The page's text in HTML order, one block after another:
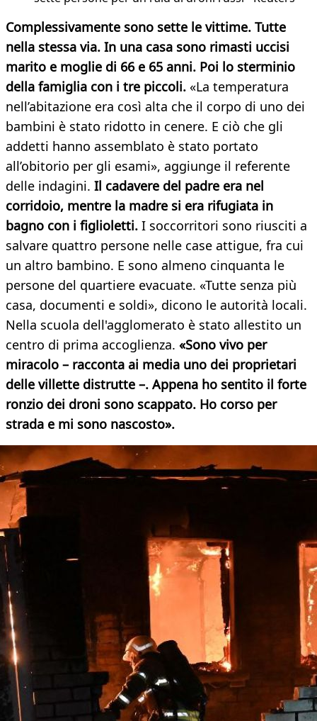
Complessivamente sono sette le vittime. Tutte
nella stessa via. In una casa sono rimasti uccisi
marito e moglie di 66 e 65 anni. Poi lo sterminio
della famiglia con i tre piccoli. «La temperatura
nell’abitazione era così alta che il corpo di uno dei
bambini è stato ridotto in cenere. E ciò che gli
addetti hanno assemblato è stato portato
all’obitorio per gli esami», aggiunge il referente
delle indagini. Il cadavere del padre era nel
corridoio, mentre la madre si era rifugiata in
bagno con i figlioletti. I soccorritori sono riusciti a
salvare quattro persone nelle case attigue, fra cui
un altro bambino. E sono almeno cinquanta le
persone del quartiere evacuate. «Tutte senza più
casa, documenti e soldi», dicono le autorità locali.
Nella scuola dell'agglomerato è stato allestito un
centro di prima accoglienza. «Sono vivo per
miracolo – racconta ai media uno dei proprietari
delle villette distrutte –. Appena ho sentito il forte
ronzio dei droni sono scappato. Ho corso per
strada e mi sono nascosto».